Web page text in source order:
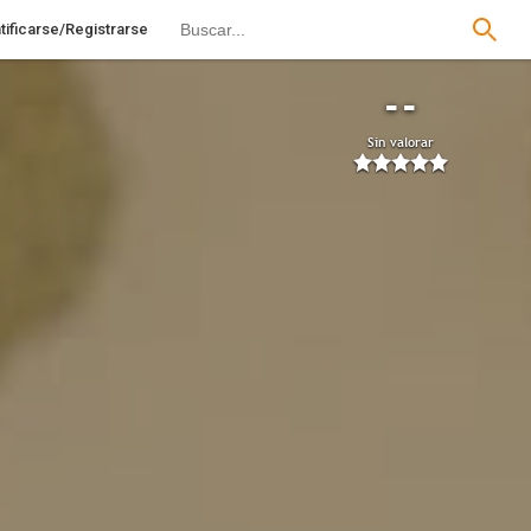
Registrarse
--
Sin valorar